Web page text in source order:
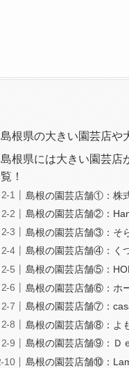
島根県の大きい園芸店や
島根県には大きい園芸店
覧！
島根の園芸店舗①：株
島根の園芸店舗②：
島根の園芸店舗③：そ
島根の園芸店舗④：く
島根の園芸店舗⑤：
島根の園芸店舗⑥：ホ
島根の園芸店舗⑦：
島根の園芸店舗⑧：よ
島根の園芸店舗⑨：Ｄ
島根の園芸店舗⑩：